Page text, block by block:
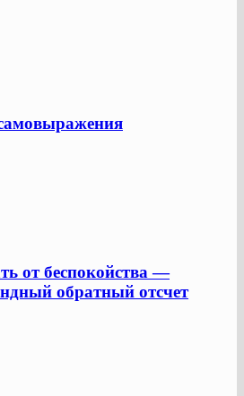
от беспокойства —
обратный отсчет